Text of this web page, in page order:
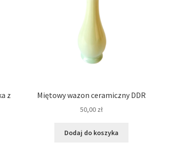
z
Miętowy wazon ceramiczny DDR
50,00 zł
Dodaj do koszyka